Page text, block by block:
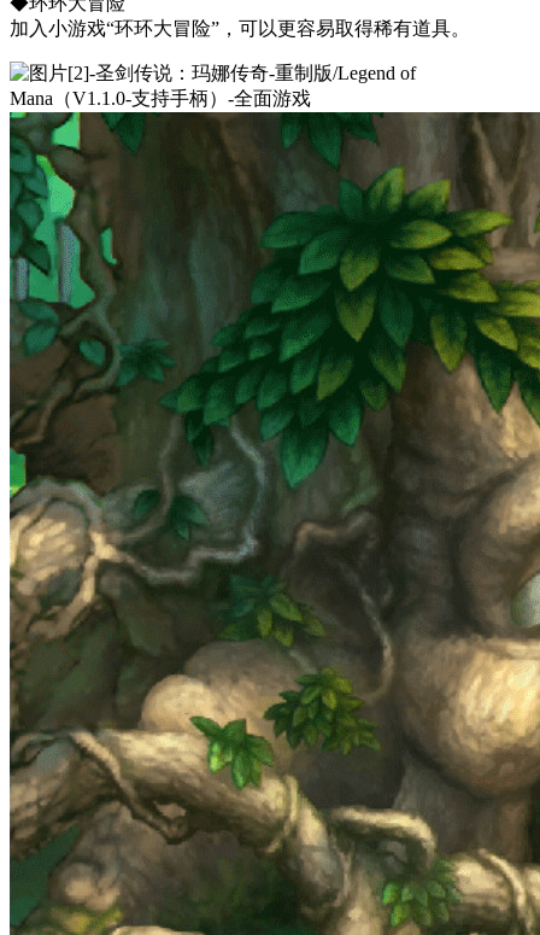
加入小游戏“环环大冒险”，可以更容易取得稀有道具。